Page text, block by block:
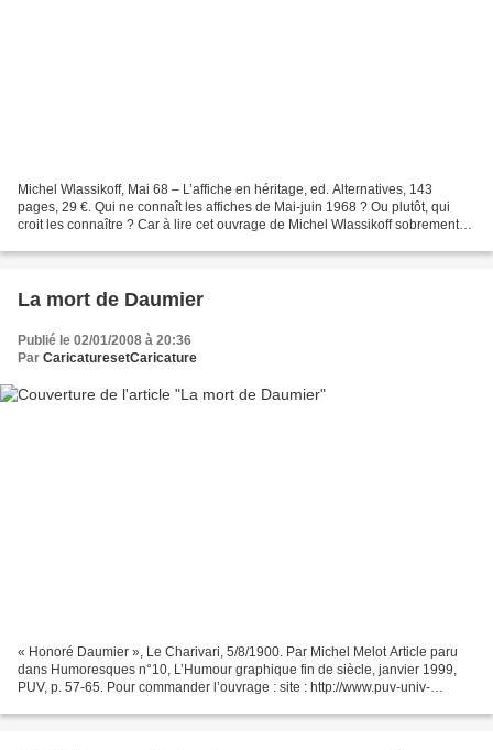
Michel Wlassikoff, Mai 68 – L’affiche en héritage, ed. Alternatives, 143
pages, 29 €. Qui ne connaît les affiches de Mai-juin 1968 ? Ou plutôt, qui
croit les connaître ? Car à lire cet ouvrage de Michel Wlassikoff sobrement
La mort de Daumier
Publié le 02/01/2008 à 20:36
Par CaricaturesetCaricature
« Honoré Daumier », Le Charivari, 5/8/1900. Par Michel Melot Article paru
dans Humoresques n°10, L’Humour graphique fin de siècle, janvier 1999,
PUV, p. 57-65. Pour commander l’ouvrage : site : http://www.puv-univ-